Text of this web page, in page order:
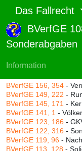
Das Fallrecht
BVerfGE
Sonderabgaben
Information
Abruf und Rang:
RTF-Version(Seiten,
BVerfGE 156, 354 -
BVerfGE 149, 222 -
BVerfGE 145, 171 -
BVerfGE 141, 1 -
BVerfGE 123, 186 -
BVerfGE 122, 316 -
BVerfGE 119, 96 -
BVerfGE 113, 128 -